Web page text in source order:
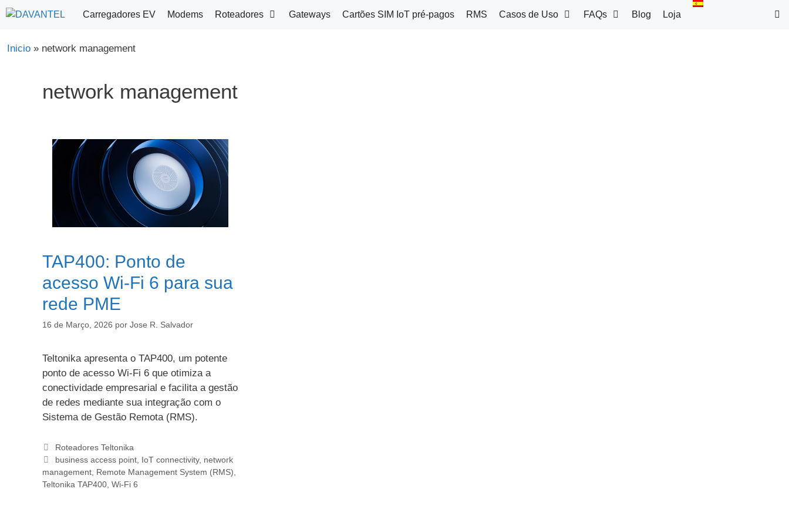
Saltar
para
conteúdo
Carregadores EV Modems Roteadores Gateways Cartões SIM IoT pré-pagos RMS Casos de Uso FAQs Blog Loja
Inicio » network management
network management
TAP400: Ponto de
acesso Wi-Fi 6 para sua
rede PME
16 de Março, 2026 por Jose R. Salvador
Teltonika apresenta o TAP400, um potente
ponto de acesso Wi-Fi 6 que otimiza a
conectividade empresarial e facilita a gestão
de redes mediante sua integração com o
Sistema de Gestão Remota (RMS).
Categorias
Roteadores Teltonika
Etiquetas
business access point, IoT connectivity, network
management Remote Management System (RMS)
Teltonika TAP400 Wi-Fi 6